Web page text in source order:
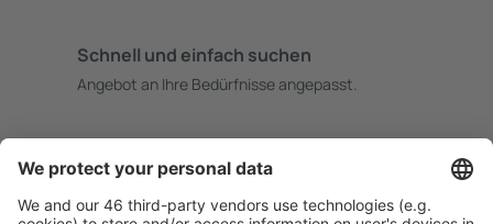
Schnell und einfach suchen
Angebot an Ihre Bedürfnisse angepasst.
Buchen ohne Sorgen mit einer kostenlosen
Stornierungsoption.